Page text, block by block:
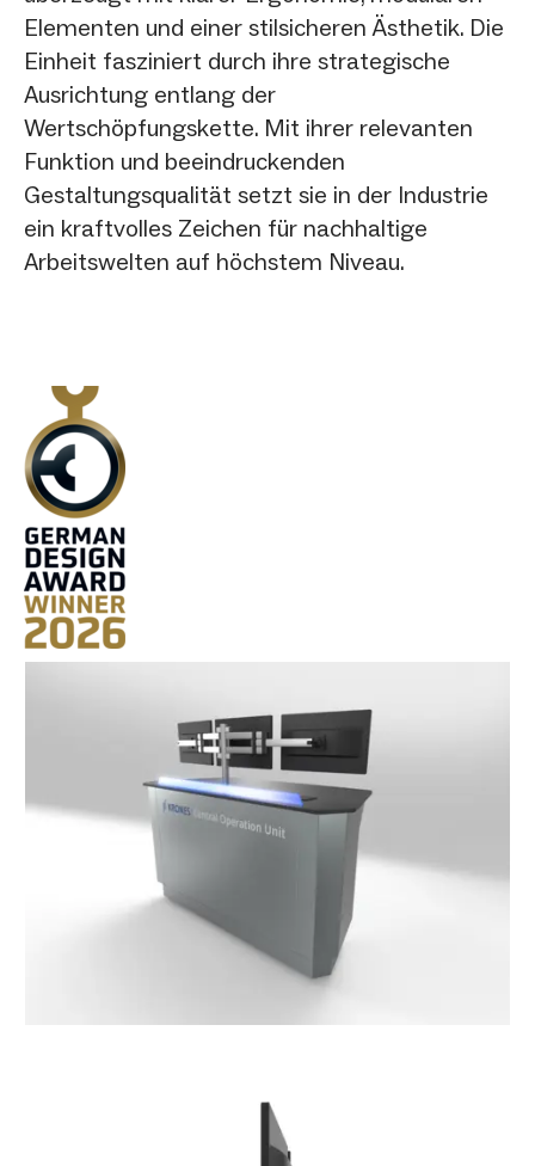
Elementen und einer stilsicheren Ästhetik. Die
Einheit fasziniert durch ihre strategische
Ausrichtung entlang der
Wertschöpfungskette. Mit ihrer relevanten
Funktion und beeindruckenden
Gestaltungsqualität setzt sie in der Industrie
ein kraftvolles Zeichen für nachhaltige
Arbeitswelten auf höchstem Niveau.